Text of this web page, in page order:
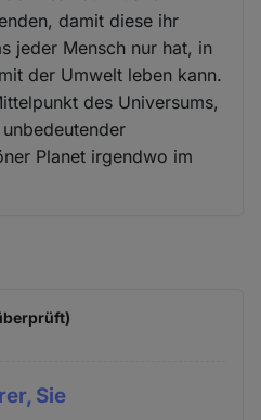
damit diese ihr
jeder Mensch nur hat, in
der Umwelt leben kann.
des Universums,
Planet irgendwo im
Sie